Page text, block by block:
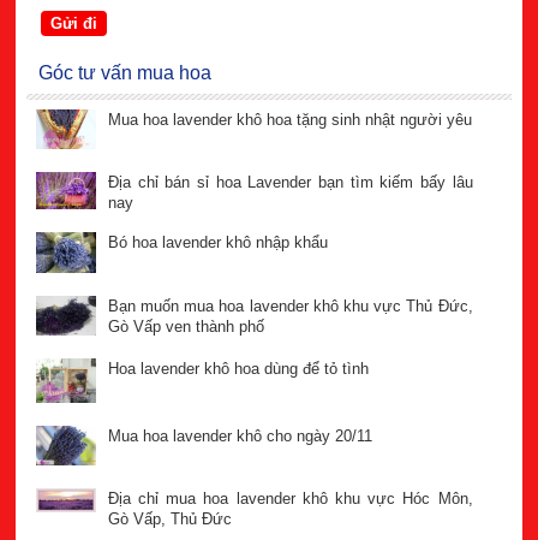
Góc tư vấn mua hoa
Mua hoa lavender khô hoa tặng sinh nhật người yêu
Địa chỉ bán sỉ hoa Lavender bạn tìm kiếm bấy lâu
nay
Bó hoa lavender khô nhập khẩu
Bạn muốn mua hoa lavender khô khu vực Thủ Đức,
Gò Vấp ven thành phố
Hoa lavender khô hoa dùng để tỏ tình
Mua hoa lavender khô cho ngày 20/11
Địa chỉ mua hoa lavender khô khu vực Hóc Môn,
Gò Vấp, Thủ Đức